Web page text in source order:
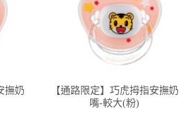
撫奶
【通路限定】巧虎拇指安撫奶
嘴-較大(粉)